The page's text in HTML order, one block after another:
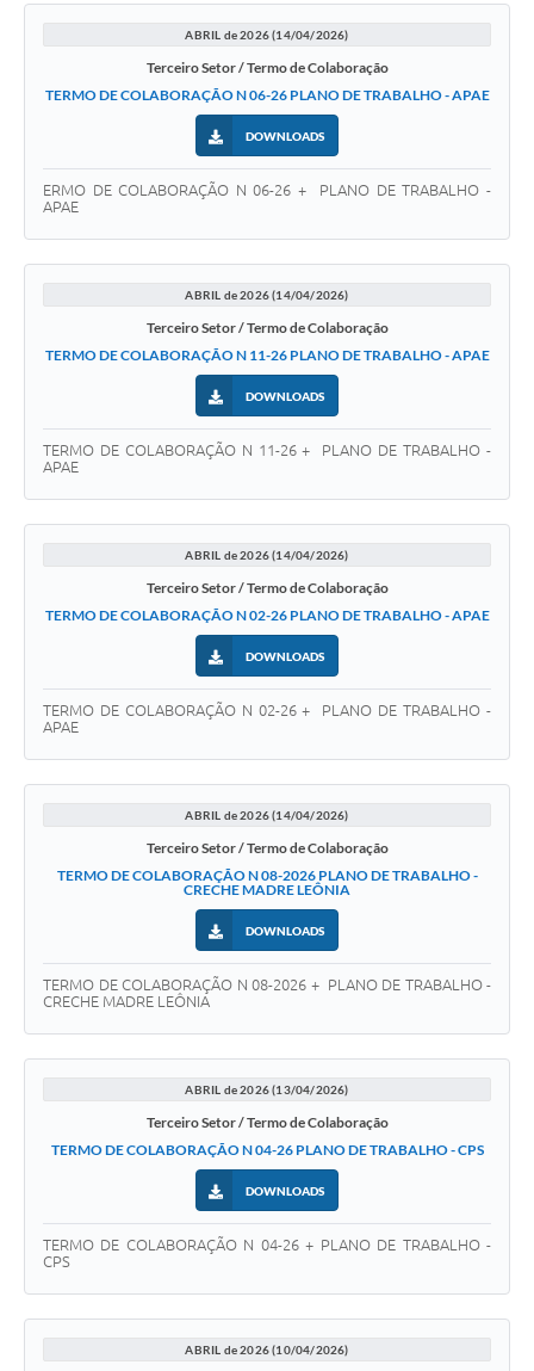
ABRIL de 2026 (14/04/2026)
Terceiro Setor / Termo de Colaboração
TERMO DE COLABORAÇÃO N 06-26 PLANO DE TRABALHO - APAE
DOWNLOADS
ERMO DE COLABORAÇÃO N 06-26 + PLANO DE TRABALHO -
APAE
ABRIL de 2026 (14/04/2026)
Terceiro Setor / Termo de Colaboração
TERMO DE COLABORAÇÃO N 11-26 PLANO DE TRABALHO - APAE
DOWNLOADS
TERMO DE COLABORAÇÃO N 11-26 + PLANO DE TRABALHO -
APAE
ABRIL de 2026 (14/04/2026)
Terceiro Setor / Termo de Colaboração
TERMO DE COLABORAÇÃO N 02-26 PLANO DE TRABALHO - APAE
DOWNLOADS
TERMO DE COLABORAÇÃO N 02-26 + PLANO DE TRABALHO -
APAE
ABRIL de 2026 (14/04/2026)
Terceiro Setor / Termo de Colaboração
TERMO DE COLABORAÇÃO N 08-2026 PLANO DE TRABALHO -
CRECHE MADRE LEÔNIA
DOWNLOADS
TERMO DE COLABORAÇÃO N 08-2026 + PLANO DE TRABALHO -
CRECHE MADRE LEÔNIA
ABRIL de 2026 (13/04/2026)
Terceiro Setor / Termo de Colaboração
TERMO DE COLABORAÇÃO N 04-26 PLANO DE TRABALHO - CPS
DOWNLOADS
TERMO DE COLABORAÇÃO N 04-26 + PLANO DE TRABALHO -
CPS
ABRIL de 2026 (10/04/2026)